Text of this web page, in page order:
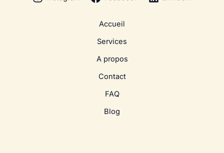
Accueil
Services
A propos
Contact
FAQ
Blog